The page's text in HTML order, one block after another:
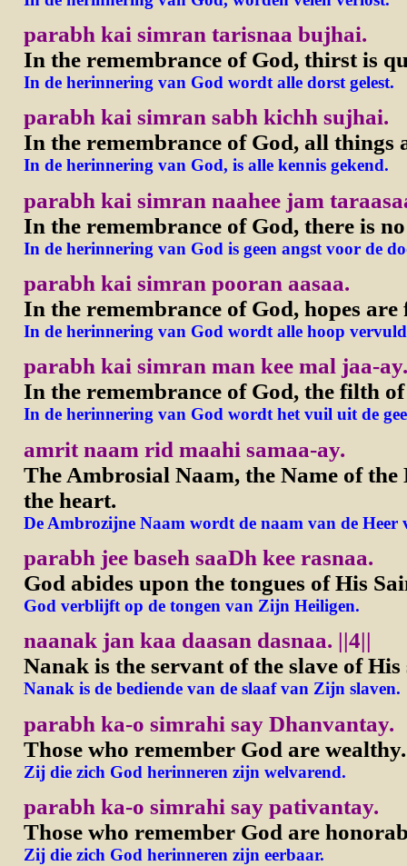
parabh kai simran tarisnaa bujhai.
In the remembrance of God, thirst is
In de herinnering van God wordt alle dorst gelest.
parabh kai simran sabh kichh sujhai.
In the remembrance of God, all things
In de herinnering van God, is alle kennis gekend.
parabh kai simran naahee jam
In the remembrance of God, there is
In de herinnering van God is geen angst voor de
parabh kai simran pooran aasaa.
In the remembrance of God, hopes
In de herinnering van God wordt alle hoop
parabh kai simran man kee mal jaa-ay.
In the remembrance of God, the filth
In de herinnering van God wordt het vuil uit de
amrit naam rid maahi samaa-ay.
The Ambrosial Naam, the Name of
the heart.
De Ambrozijne Naam wordt de naam van de Heer
parabh jee baseh saaDh kee rasnaa.
God abides upon the tongues of His
God verblijft op de tongen van Zijn Heiligen.
naanak jan kaa daasan dasnaa. ||4||
Nanak is the servant of the slave of
Nanak is de bediende van de slaaf van Zijn slaven.
parabh ka-o simrahi say Dhanvantay.
Those who remember God are wealthy.
Zij die zich God herinneren zijn welvarend.
parabh ka-o simrahi say pativantay.
Those who remember God are
Zij die zich God herinneren zijn eerbaar.